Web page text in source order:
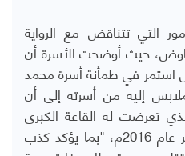
التي تتناقض مع الرواية
حيث أوضحت الأسرة أن
استمر في طمأنة أسرة محمد
إليه من أسرته إلى أن
تعرضت له القاعة الكبرى
بصنعاء في الثامن من أكتوبر عام 2016م، "بما يؤكد كذب